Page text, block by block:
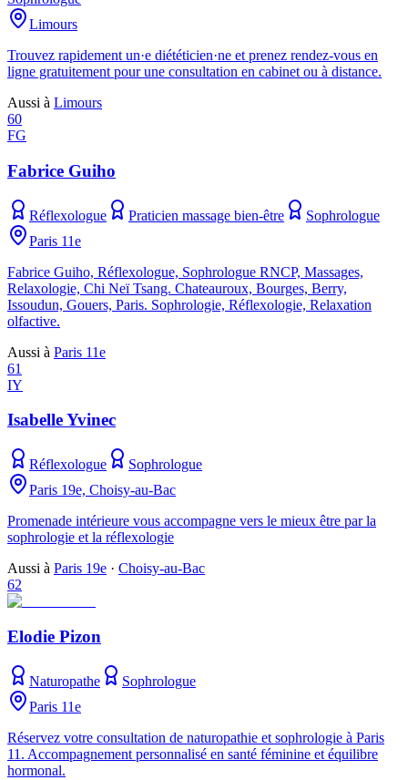
Limours
Trouvez rapidement un·e diététicien·ne et prenez rendez-vous en
ligne gratuitement pour une consultation en cabinet ou à distance.
Aussi à Limours
60
FG
Fabrice Guiho
Réflexologue Praticien massage bien-être
Sophrologue
Paris 11e
Fabrice Guiho, Réflexologue, Sophrologue RNCP, Massages,
Relaxologie, Chi Neï Tsang. Chateauroux, Bourges, Berry,
Issoudun, Gouers, Paris. Sophrologie, Réflexologie, Relaxation
olfactive.
Aussi à Paris 11e
61
IY
Isabelle Yvinec
Réflexologue
Sophrologue
Paris 19e, Choisy-au-Bac
Promenade intérieure vous accompagne vers le mieux être par la
sophrologie et la réflexologie
Aussi à Paris 19e · Choisy-au-Bac
62
Elodie Pizon
Naturopathe
Sophrologue
Paris 11e
Réservez votre consultation de naturopathie et sophrologie à Paris
11. Accompagnement personnalisé en santé féminine et équilibre
hormonal.